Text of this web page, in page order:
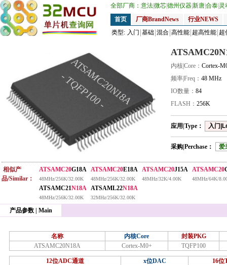
全部厂商： 意法微芯德州仪器新唐合泰 灵
首页
厂商BrandNews
行业NEWS
类型: 入门 基础 混合 高性能 超高性能 超
ATSAMC20N18A
- TQFP100 -
内核|Core： Cortex-
频率|Freq： 48 MHz
IO数量： 84
FLASH： 256K
应用|Type： 入门
采购|Perchase： 爱
相似产
品/Similar：
ATSAMC20G18A
48MHz/256K/32.00K
ATSAMC20E18A
48MHz/256K/32.00K
ATSAMC20J15A
48MHz/32K/4.00K
ATSAMC20
48MHz/64K/
ATSAMC21N18A
48MHz/256K/32.00K
ATSAML22N18A
32MHz/256K/32.00K
产品参数 | Main
名称 内核Core
封装PKG
ATSAMC20N18A
Cortex-M0+ TQFP100
12位ADC通道 x位DAC
16位